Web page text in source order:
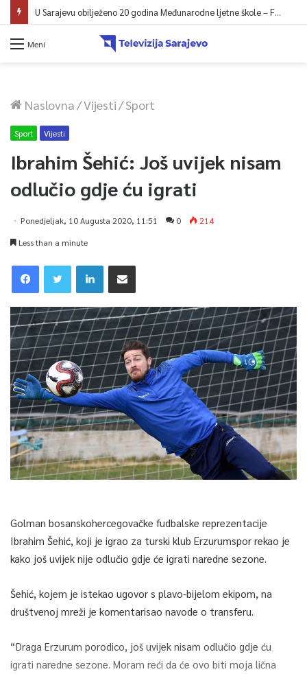
U Sarajevu obilježeno 20 godina Međunarodne ljetne škole – Fokus na izazovima međunarodne pravde
Meni
Naslovna/Vijesti/Sport
Sport Vijesti
Ibrahim Šehić: Još uvijek nisam
odlučio gdje ću igrati
Ponedjeljak, 10 Augusta 2020, 11:51 0
214
Less than a minute
Golman bosanskohercegovačke fudbalske reprezentacije
Ibrahim Šehić, koji je igrao za turski klub Erzurumspor rekao je
kako još uvijek nije odlučio gdje će igrati naredne sezone.
Šehić, kojem je istekao ugovor s plavo-bijelom ekipom, na
društvenoj mreži je komentarisao navode o transferu.
“Draga Erzurum porodico, još uvijek nisam odlučio gdje ću
igrati naredne sezone. Moram reći da će ovo biti moja lična